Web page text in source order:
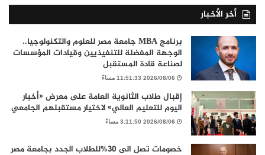
أخر الأخبار
برنامج MBA جامعة مصر للعلوم والتكنولوجيا..
الوجهة المفضلة للتنفيذيين وقيادات المؤسسات
لصناعة قادة المستقبل
2026/08/06 11:51:33 مساءً
إقبال طلاب الثانوية العامة على معرض «أخبار
اليوم للتعليم العالي» لاختيار مستقبلهم الجامعي
2026/08/06 3:11:50 مساءً
خصومات تصل الى 30%للطلاب الجدد بجامعة مصر